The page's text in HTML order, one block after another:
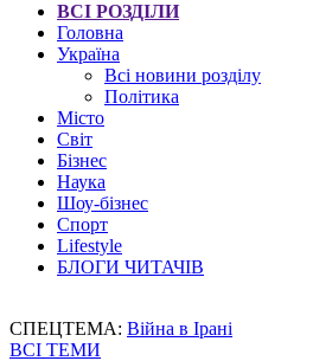
ВСІ РОЗДІЛИ
Головна
Україна
Всі новини розділу
Політика
Місто
Світ
Бізнес
Наука
Шоу-бізнес
Спорт
Lifestyle
БЛОГИ ЧИТАЧІВ
СПЕЦТЕМА: Війна в Ірані
ВСІ ТЕМИ